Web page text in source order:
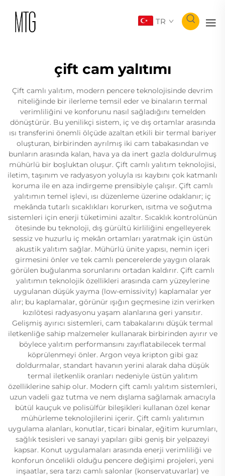
TR
çift cam yalıtımı
Çift camlı yalıtım, modern pencere teknolojisinde devrim
niteliğinde bir ilerleme temsil eder ve binaların termal
verimliliğini ve konforunu nasıl sağladığını temelden
dönüştürür. Bu yenilikçi sistem, iç ve dış ortamlar arasında
ısı transferini önemli ölçüde azaltan etkili bir termal bariyer
oluşturan, birbirinden ayrılmış iki cam tabakasından ve
bunların arasında kalan, hava ya da inert gazla doldurulmuş
mühürlü bir boşluktan oluşur. Çift camlı yalıtım teknolojisi,
iletim, taşınım ve radyasyon yoluyla ısı kaybını çok katmanlı
koruma ile en aza indirgeme prensibiyle çalışır. Çift camlı
yalıtımın temel işlevi, ısı düzenleme üzerine odaklanır; iç
mekânda tutarlı sıcaklıkları korurken, ısıtma ve soğutma
sistemleri için enerji tüketimini azaltır. Sıcaklık kontrolünün
ötesinde bu teknoloji, dış gürültü kirliliğini engelleyerek
sessiz ve huzurlu iç mekân ortamları yaratmak için üstün
akustik yalıtım sağlar. Mühürlü ünite yapısı, nemin içeri
girmesini önler ve tek camlı pencerelerde yaygın olarak
görülen buğulanma sorunlarını ortadan kaldırır. Çift camlı
yalıtımın teknolojik özellikleri arasında cam yüzeylerine
uygulanan düşük yayma (low-emissivity) kaplamalar yer
alır; bu kaplamalar, görünür ışığın geçmesine izin verirken
kızılötesi radyasyonu yaşam alanlarına geri yansıtır.
Gelişmiş ayırıcı sistemleri, cam tabakalarını düşük termal
iletkenliğe sahip malzemeler kullanarak birbirinden ayırır ve
böylece yalıtım performansını zayıflatabilecek termal
köprülenmeyi önler. Argon veya kripton gibi gaz
doldurmalar, standart havanın yerini alarak daha düşük
termal iletkenlik oranları nedeniyle üstün yalıtım
özelliklerine sahip olur. Modern çift camlı yalıtım sistemleri,
uzun vadeli gaz tutma ve nem dışlama sağlamak amacıyla
bütül kauçuk ve polisülfür bileşikleri kullanan özel kenar
mühürleme teknolojilerini içerir. Çift camlı yalıtımın
uygulama alanları, konutlar, ticari binalar, eğitim kurumları,
sağlık tesisleri ve sanayi yapıları gibi geniş bir yelpazeyi
kapsar. Konut uygulamaları arasında enerji verimliliği ve
konforun öncelikli olduğu pencere değişimi projeleri, yeni
inşaatlar, sera tarzı camlı salonlar (konservatuvarlar) ve